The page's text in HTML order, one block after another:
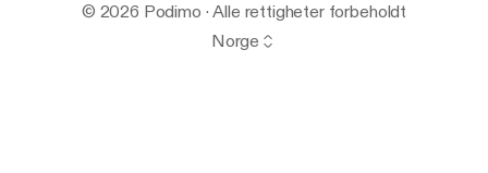
© 2026 Podimo · Alle rettigheter forbeholdt
Norge